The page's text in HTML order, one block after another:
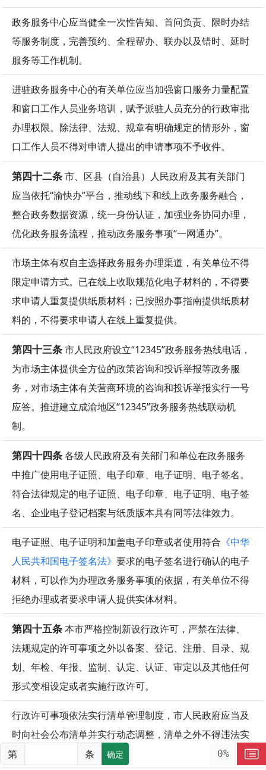
政务服务中心应当健全一次性告知、首问负责、限时办结
等服务制度，完善预约、全程帮办、联办以及错时、延时
服务等工作机制。
进驻政务服务中心的有关单位应当加强窗口服务力量配置
和窗口工作人员业务培训，赋予派驻人员充分的行政审批
办理权限。除法律、法规、规章有明确规定的情形外，窗
口工作人员不得对申请人提出的申请事项不予收件。
第四十二条市、区县（自治县）人民政府及其有关部门
应当依托“渝快办”平台，推动线下和线上政务服务融合，
整合政务数据资源，统一身份认证，加强业务协同办理，
优化政务服务流程，推动政务服务事项“一网通办”。
市场主体有权自主选择政务服务办理渠道，有关单位不得
限定申请方式。已在线上收取规范化电子材料的，不得要
求申请人重复提供纸质材料；已按照办事指南提供纸质材
料的，不得要求申请人在线上重复提供。
第四十三条市人民政府设立“12345”政务服务热线电话，
为市场主体提供全方位的政策咨询和投诉举报等政务服
务，对市场主体有关营商环境的咨询和投诉举报实行一号
应答。推进建立成渝地区“12345”政务服务热线联动机
制。
第四十四条各级人民政府及有关部门和单位在政务服务
中推广使用电子证照、电子印章、电子证明、电子签名。
符合法律规定的电子证照、电子印章、电子证明、电子签
名、企业电子登记档案与纸质版本具有同等法律效力。
电子证照、电子证明和加盖电子印章或者使用符合 《中华
人民共和国电子签名法》 要求的电子签名进行确认的电子
材料，可以作为办理政务服务事项的依据，有关单位不得
拒绝办理或者要求申请人提供实体材料。
第四十五条本市严格控制新设行政许可，严禁在法律、
法规规定的许可事项之外以备案、登记、注册、目录、规
划、年检、年报、监制、认定、认证、审定以及其他任何
形式变相设定或者实施行政许可。
行政许可事项依法实行清单管理制度，市人民政府应当及
时向社会公布清单并实行动态调整，清单之外不得违法实
施行政许可。
第 条 确定 0%